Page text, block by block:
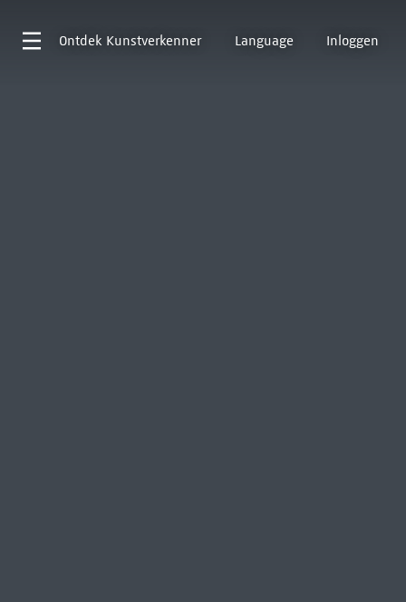
Ontdek Kunstverkenner Language Inloggen